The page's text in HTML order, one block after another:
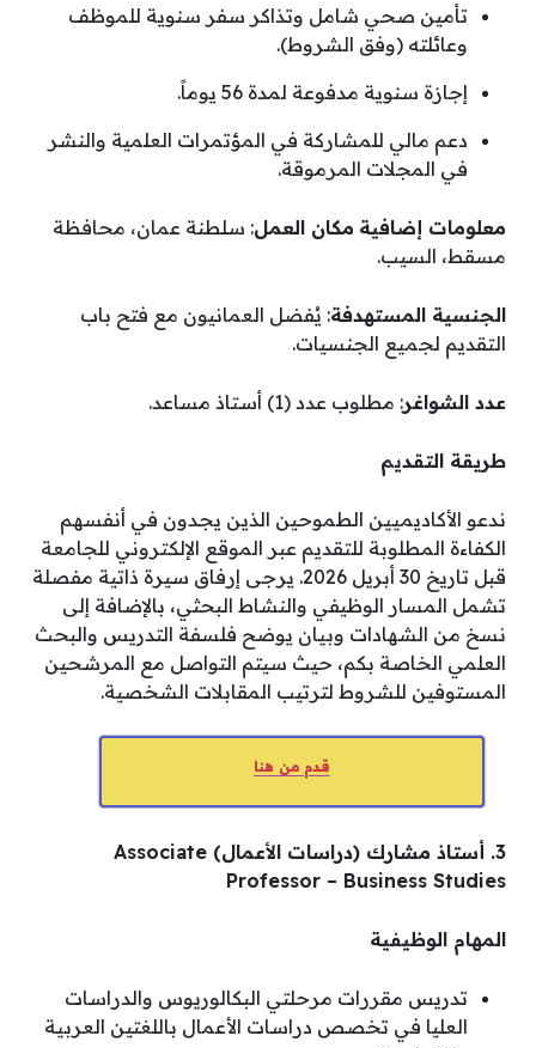
تأمين صحي شامل وتذاكر سفر سنوية للموظف
وعائلته (وفق الشروط).
إجازة سنوية مدفوعة لمدة 56 يوماً.
دعم مالي للمشاركة في المؤتمرات العلمية والنشر
في المجلات المرموقة.
معلومات إضافية مكان العمل: سلطنة عمان، محافظة
مسقط، السيب.
الجنسية المستهدفة: يُفضل العمانيون مع فتح باب
التقديم لجميع الجنسيات.
عدد الشواغر: مطلوب عدد (1) أستاذ مساعد.
طريقة التقديم
ندعو الأكاديميين الطموحين الذين يجدون في أنفسهم
الكفاءة المطلوبة للتقديم عبر الموقع الإلكتروني للجامعة
قبل تاريخ 30 أبريل 2026. يرجى إرفاق سيرة ذاتية مفصلة
تشمل المسار الوظيفي والنشاط البحثي، بالإضافة إلى
نسخ من الشهادات وبيان يوضح فلسفة التدريس والبحث
العلمي الخاصة بكم، حيث سيتم التواصل مع المرشحين
المستوفين للشروط لترتيب المقابلات الشخصية.
قدم من هنا
3. أستاذ مشارك (دراسات الأعمال) Associate
Professor – Business Studies
المهام الوظيفية
تدريس مقررات مرحلتي البكالوريوس والدراسات
العليا في تخصص دراسات الأعمال باللغتين العربية